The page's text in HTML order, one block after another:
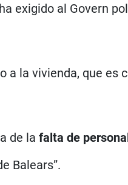
exigido al Govern
la vivienda, que es
de la falta de
Balears”.